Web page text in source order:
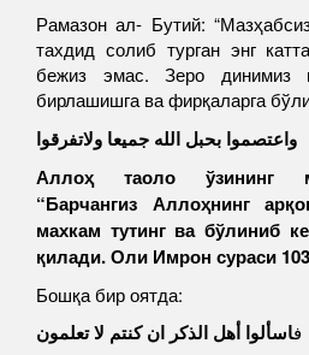
Рамазон ал- Бутий:
тахдид солиб турган энг
бежиз эмас. Зеро динимиз
бирлашишга ва фирқаларга
واعتصموا بحبل الله جميعا ولاتفرقوا
Аллоҳ таоло ўзининг
“Барчангиз Аллоҳнинг
махкам тутинг ва бўлиниб
қилади. Оли Имрон сураси
Бошқа бир оятда:
فاسألوا أهل الذكر ان كنتم لا تعلمون